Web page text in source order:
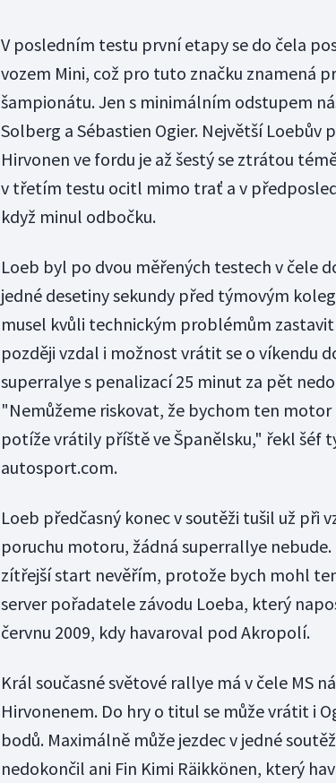
V posledním testu první etapy se do čela
vozem Mini, což pro tuto značku znamená
šampionátu. Jen s minimálním odstupem
Solberg a Sébastien Ogier. Největší Loebův
Hirvonen ve fordu je až šestý se ztrátou
v třetím testu ocitl mimo trať a v
když minul odbočku.
Loeb byl po dvou měřených testech v čele
jedné desetiny sekundy před týmovým
musel kvůli technickým problémům
později vzdal i možnost vrátit se o víkendu
superralye s penalizací 25 minut za pět
"Nemůžeme riskovat, že bychom ten
potíže vrátily příště ve Španělsku," řekl šéf
autosport.com.
Loeb předčasný konec v soutěži tušil už při
poruchu motoru, žádná superrallye
zítřejší start nevěřím, protože bych mohl
server pořadatele závodu Loeba, který
červnu 2009, kdy havaroval pod Akropolí.
Král současné světové rallye má v čele MS
Hirvonenem. Do hry o titul se může vrátit i
bodů. Maximálně může jezdec v jedné
nedokončil ani Fin Kimi Räikkönen, který